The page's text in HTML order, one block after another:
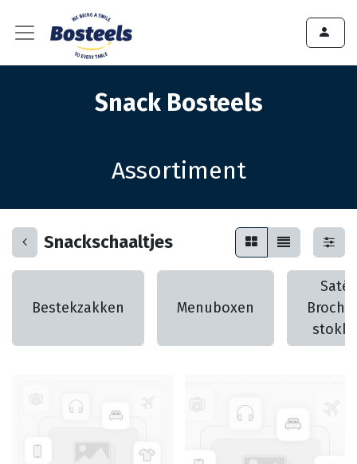
Snack Bosteels
Assortiment
Snackschaaltjes
Bestekzakken Menuboxen
Saté